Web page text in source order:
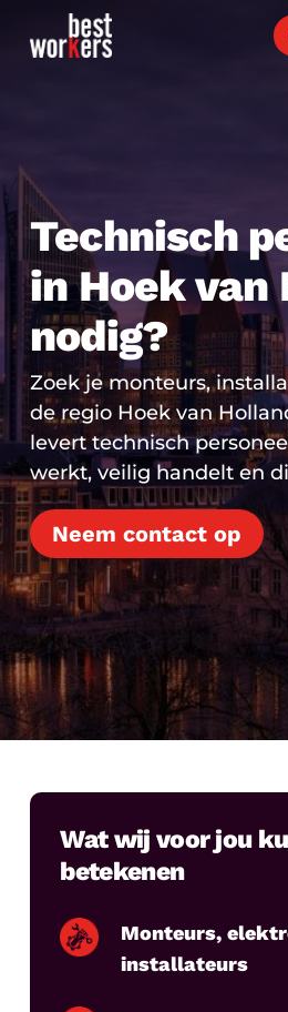
Technisch
in Hoek van
nodig?
Zoek je monteurs,
de regio Hoek van
levert technisch
werkt, veilig handelt en
Neem contact op
Wat wij voor jou
betekenen
Monteurs,
installateurs